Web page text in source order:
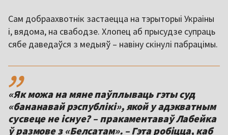
Сам добраахвотнік застаецца на тэрыторыі Украіны
і, вядома, на свабодзе. Хлопец аб прысудзе супраць
сябе даведаўся з медыяў – навіну скінулі пабрацімы.
,,
«Як можа на мяне паўплываць гэты суд
«бананавай рэспублікі», якой у адэкватным
сусвеце не існуе? – пракаментаваў Лабейка
ў размове з «Белсатам». – Гэта робіцца, каб